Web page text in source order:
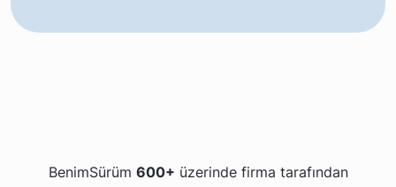
BenimSürüm 600+ üzerinde firma tarafından